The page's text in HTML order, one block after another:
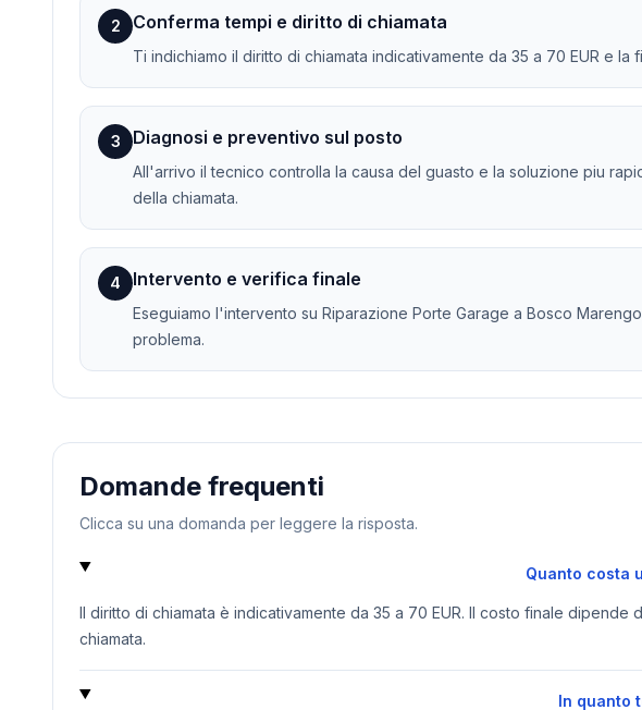
2 Conferma tempi e diritto di chiamata
Ti indichiamo il diritto di chiamata indicativamente da 35 a 70 EUR e
3 Diagnosi e preventivo sul posto
All'arrivo il tecnico controlla la causa del guasto e la soluzione piu
della chiamata.
4 Intervento e verifica finale
Eseguiamo l'intervento su Riparazione Porte Garage a Bosco
problema.
Domande frequenti
Clicca su una domanda per leggere la risposta.
Quanto costa
Il diritto di chiamata è indicativamente da 35 a 70 EUR. Il costo finale
chiamata.
In quanto